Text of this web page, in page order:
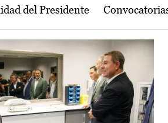
del Presidente